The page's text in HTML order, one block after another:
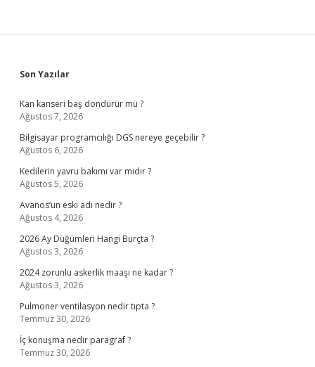
Sidebar
Son Yazılar
Kan kanseri baş döndürür mü ?
Ağustos 7, 2026
Bilgisayar programcılığı DGS nereye geçebilir ?
Ağustos 6, 2026
Kedilerin yavru bakımı var mıdır ?
Ağustos 5, 2026
Avanos’un eski adı nedir ?
Ağustos 4, 2026
2026 Ay Düğümleri Hangi Burçta ?
Ağustos 3, 2026
2024 zorunlu askerlik maaşı ne kadar ?
Ağustos 3, 2026
Pulmoner ventilasyon nedir tıpta ?
Temmuz 30, 2026
İç konuşma nedir paragraf ?
Temmuz 30, 2026